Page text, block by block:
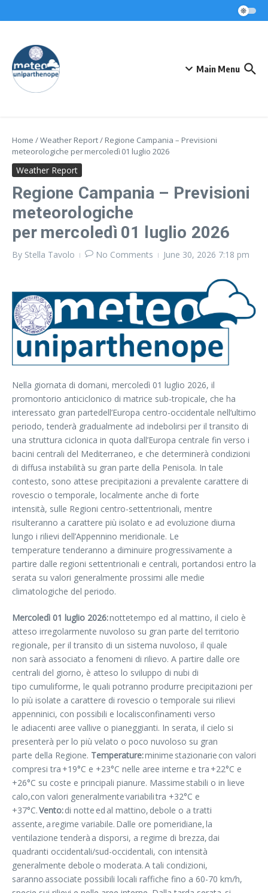
Main Menu
Home /Weather Report/ Regione Campania – Previsioni
meteorologiche per mercoledì 01 luglio 2026
Weather Report
Regione Campania – Previsioni
meteorologiche
per mercoledì 01 luglio 2026
By Stella Tavolo No Comments June 30, 2026 7:18 pm
Nella giornata di domani, mercoledì 01 luglio 2026, il
promontorio anticiclonico di matrice sub-tropicale, che ha
interessato gran partedell’Europa centro-occidentale nell’ultimo
periodo, tenderà gradualmente ad indebolirsi per il transito di
una struttura ciclonica in quota dall’Europa centrale fin verso i
bacini centrali del Mediterraneo, e che determinerà condizioni
di diffusa instabilità su gran parte della Penisola. In tale
contesto, sono attese precipitazioni a prevalente carattere di
rovescio o temporale, localmente anche di forte
intensità, sulle Regioni centro-settentrionali, mentre
risulteranno a carattere più isolato e ad evoluzione diurna
lungo i rilievi dell’Appennino meridionale. Le
temperature tenderanno a diminuire progressivamente a
partire dalle regioni settentrionali e centrali, portandosi entro la
serata su valori generalmente prossimi alle medie
climatologiche del periodo.
Mercoledì 01 luglio 2026:nottetempo ed al mattino, il cielo è
atteso irregolarmente nuvoloso su gran parte del territorio
regionale, per il transito di un sistema nuvoloso, il quale
non sarà associato a fenomeni di rilievo. A partire dalle ore
centrali del giorno, è atteso lo sviluppo di nubi di
tipo cumuliforme, le quali potranno produrre precipitazioni per
lo più isolate a carattere di rovescio o temporale sui rilievi
appenninici, con possibili e localisconfinamenti verso
le adiacenti aree vallive o pianeggianti. In serata, il cielo si
presenterà per lo più velato o poco nuvoloso su gran
parte della Regione. Temperature:minime stazionarie con valori
compresi tra +19°C e +23°C nelle aree interne e tra +22°C e
+26°C su coste e principali pianure. Massime stabili o in lieve
calo,con valori generalmente variabili tra +32°C e
+37°C.Vento:di notte ed al mattino, debole o a tratti
assente, a regime variabile. Dalle ore pomeridiane, la
ventilazione tenderà a disporsi, a regime di brezza, dai
quadranti occidentali/sud-occidentali, con intensità
generalmente debole o moderata. A tali condizioni,
saranno associate possibili locali raffiche fino a 60-70 km/h,